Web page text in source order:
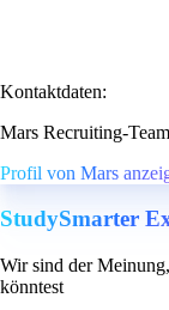
Kontaktdaten:
Mars Recruiting-Team
Profil von Mars
StudySmarter
Wir sind der
könntest